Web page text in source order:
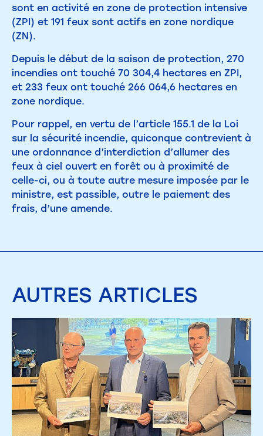
sont en activité en zone de protection intensive
(ZPI) et 191 feux sont actifs en zone nordique
(ZN).
Depuis le début de la saison de protection, 270
incendies ont touché 70 304,4 hectares en ZPI,
et 233 feux ont touché 266 064,6 hectares en
zone nordique.
Pour rappel, en vertu de l’article 155.1 de la Loi
sur la sécurité incendie, quiconque contrevient à
une ordonnance d’interdiction d’allumer des
feux à ciel ouvert en forêt ou à proximité de
celle-ci, ou à toute autre mesure imposée par le
ministre, est passible, outre le paiement des
frais, d’une amende.
AUTRES ARTICLES